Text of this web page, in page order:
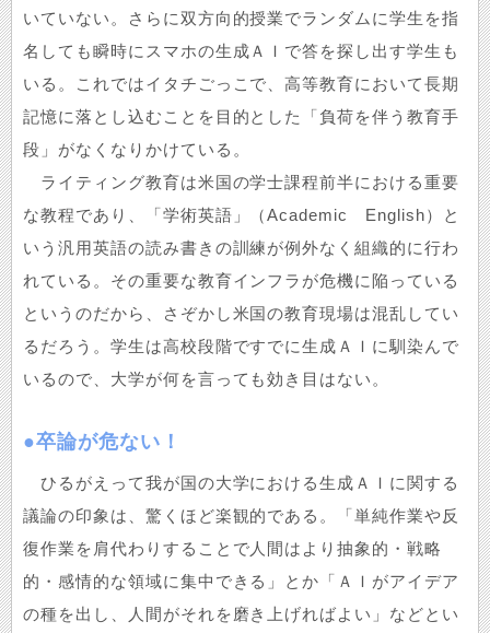
いていない。さらに双方向的授業でランダムに学生を指
名しても瞬時にスマホの生成ＡＩで答を探し出す学生も
いる。これではイタチごっこで、高等教育において長期
記憶に落とし込むことを目的とした「負荷を伴う教育手
段」がなくなりかけている。
ライティング教育は米国の学士課程前半における重要
な教程であり、「学術英語」（Academic English）と
いう汎用英語の読み書きの訓練が例外なく組織的に行わ
れている。その重要な教育インフラが危機に陥っている
というのだから、さぞかし米国の教育現場は混乱してい
るだろう。学生は高校段階ですでに生成ＡＩに馴染んで
いるので、大学が何を言っても効き目はない。
●卒論が危ない！
ひるがえって我が国の大学における生成ＡＩに関する
議論の印象は、驚くほど楽観的である。「単純作業や反
復作業を肩代わりすることで人間はより抽象的・戦略
的・感情的な領域に集中できる」とか「ＡＩがアイデア
の種を出し、人間がそれを磨き上げればよい」などとい